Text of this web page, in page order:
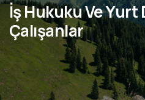
İş Hukuku Ve Yurt
Çalışanlar